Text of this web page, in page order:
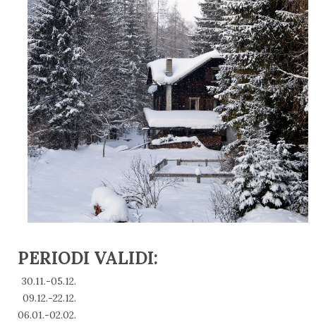
PERIODI VALIDI:
30.11.-05.12.
09.12.-22.12.
06.01.-02.02.